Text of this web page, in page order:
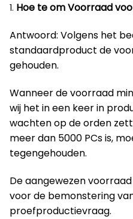
1. Hoe te om Voorraad
Antwoord: Volgens het
standaardproduct de
gehouden.
Wanneer de voorraad
wij het in een keer in
wachten op de orden
meer dan 5000 PCs is,
tegengehouden.
De aangewezen
voor de bemonstering
proefproductievraag.